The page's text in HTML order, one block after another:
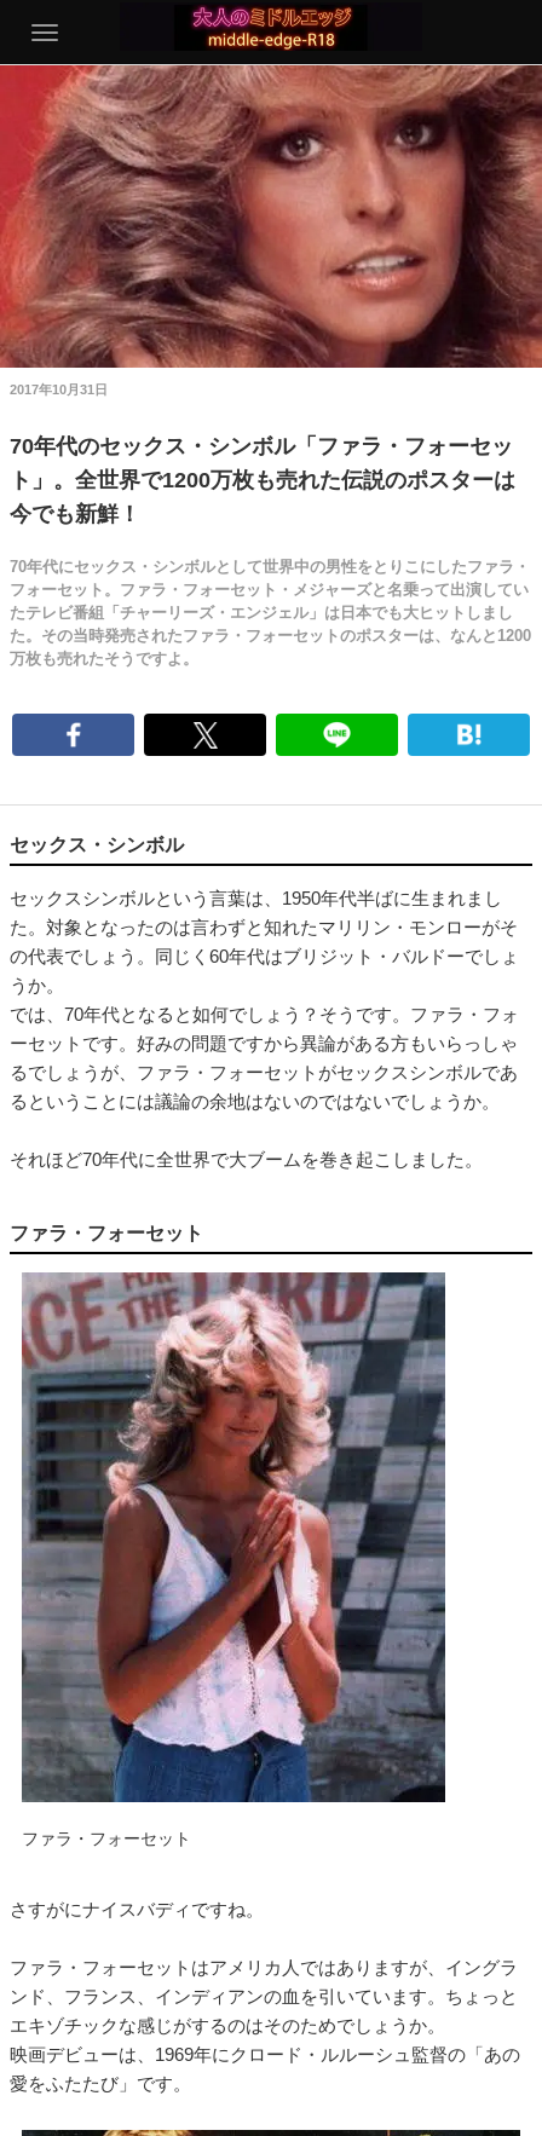
2017年10月31日
70年代のセックス・シンボル「ファラ・フォーセッ
ト」。全世界で1200万枚も売れた伝説のポスターは
今でも新鮮！
70年代にセックス・シンボルとして世界中の男性をとりこにしたファラ・
フォーセット。ファラ・フォーセット・メジャーズと名乗って出演してい
たテレビ番組「チャーリーズ・エンジェル」は日本でも大ヒットしまし
た。その当時発売されたファラ・フォーセットのポスターは、なんと1200
万枚も売れたそうですよ。
セックス・シンボル
セックスシンボルという言葉は、1950年代半ばに生まれまし
た。対象となったのは言わずと知れたマリリン・モンローがそ
の代表でしょう。同じく60年代はブリジット・バルドーでしょ
うか。
では、70年代となると如何でしょう？そうです。ファラ・フォ
ーセットです。好みの問題ですから異論がある方もいらっしゃ
るでしょうが、ファラ・フォーセットがセックスシンボルであ
るということには議論の余地はないのではないでしょうか。
それほど70年代に全世界で大ブームを巻き起こしました。
ファラ・フォーセット
ファラ・フォーセット
さすがにナイスバディですね。
ファラ・フォーセットはアメリカ人ではありますが、イングラ
ンド、フランス、インディアンの血を引いています。ちょっと
エキゾチックな感じがするのはそのためでしょうか。
映画デビューは、1969年にクロード・ルルーシュ監督の「あの
愛をふたたび」です。